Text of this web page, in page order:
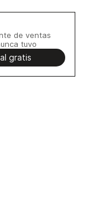
de ventas
tuvo
gratis